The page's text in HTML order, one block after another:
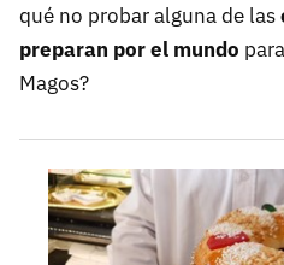
qué no probar alguna de las
preparan por el mundo
Magos?